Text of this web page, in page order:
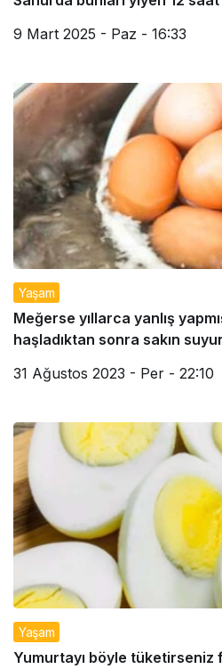
9 Mart 2025 - Paz - 16:33
Yaşam
Meğerse yıllarca yanlış
haşladıktan sonra sakın
31 Ağustos 2023 - Per - 22:10
Yaşam
Yumurtayı böyle tüketirseniz